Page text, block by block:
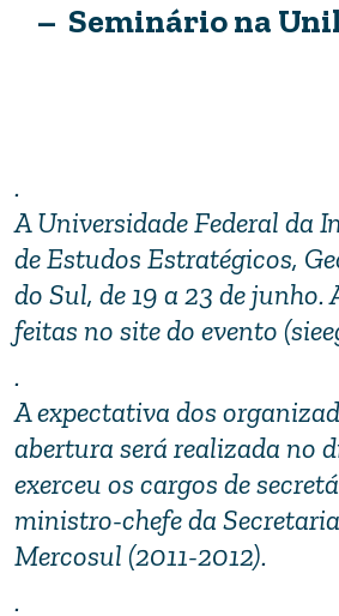
– Seminário na
.
A Universidade Federal da
de Estudos Estratégicos,
do Sul, de 19 a 23 de
feitas no site do evento
.
A expectativa dos
abertura será realizada no
exerceu os cargos de
ministro-chefe da
Mercosul (2011-2012).
.